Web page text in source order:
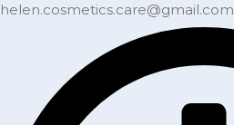
helen.cosmetics.care@gmail.com